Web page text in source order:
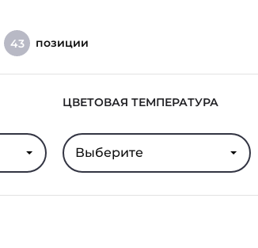
43 позиции
ЦВЕТОВАЯ ТЕМПЕРАТУРА
Выберите